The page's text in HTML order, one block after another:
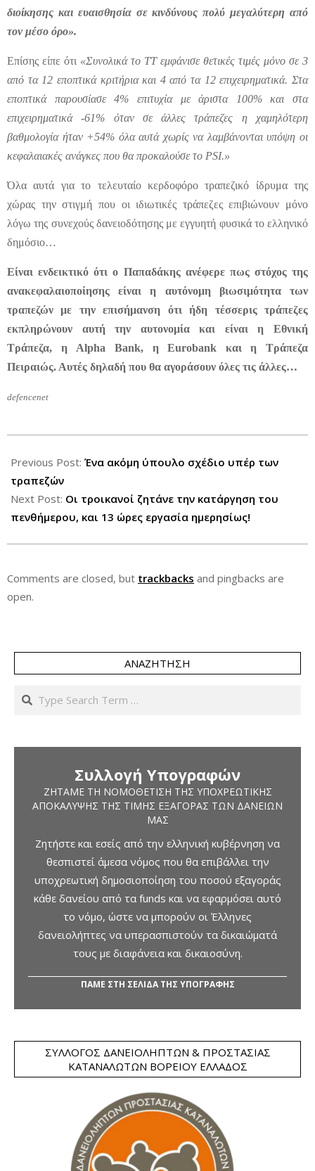
διοίκησης και ευαισθησία σε κινδύνους πολύ μεγαλύτερη από
τον μέσο όρο».
Επίσης είπε ότι «Συνολικά το ΤΤ εμφάνισε θετικές τιμές μόνο σε 3
από τα 12 εποπτικά κριτήρια και 4 από τα 12 επιχειρηματικά. Στα
εποπτικά παρουσίασε 4% επιτυχία με άριστα 100% και στα
επιχειρηματικά -61% όταν σε άλλες τράπεζες η χαμηλότερη
βαθμολογία ήταν +54% όλα αυτά χωρίς να λαμβάνονται υπόψη οι
κεφαλαιακές ανάγκες που θα προκαλούσε το PSI.»
Όλα αυτά για το τελευταίο κερδοφόρο τραπεζικό ίδρυμα της
χώρας την στιγμή που οι ιδιωτικές τράπεζες επιβιώνουν μόνο
λόγω της συνεχούς δανειοδότησης με εγγυητή φυσικά το ελληνικό
δημόσιο…
Είναι ενδεικτικό ότι ο Παπαδάκης ανέφερε πως στόχος της
ανακεφαλαιοποίησης είναι η αυτόνομη βιωσιμότητα των
τραπεζών με την επισήμανση ότι ήδη τέσσερις τράπεζες
εκπληρώνουν αυτή την αυτονομία και είναι η Εθνική
Τράπεζα, η Alpha Bank, η Eurobank και η Τράπεζα
Πειραιώς. Αυτές δηλαδή που θα αγοράσουν όλες τις άλλες…
defencenet
09-
04
Previous Post: Ένα ακόμη ύπουλο σχέδιο υπέρ των
τραπεζών
Next Post: Οι τροικανοί ζητάνε την κατάργηση του
πενθήμερου, και 13 ώρες εργασία ημερησίως!
Comments are closed, but trackbacks and pingbacks are
open.
ΑΝΑΖΉΤΗΣΗ
Search
Συλλογή Υπογραφών
ΖΗΤΆΜΕ ΤΗ ΝΟΜΟΘΈΤΙΣΗ ΤΗΣ ΥΠΟΧΡΕΩΤΙΚΉΣ
ΑΠΟΚΆΛΥΨΗΣ ΤΗΣ ΤΙΜΉΣ ΕΞΑΓΟΡΆΣ ΤΩΝ ΔΑΝΕΊΩΝ
ΜΑΣ
Ζητήστε και εσείς από την ελληνική κυβέρνηση να
θεσπιστεί άμεσα νόμος που θα επιβάλλει την
υποχρεωτική δημοσιοποίηση του ποσού εξαγοράς
κάθε δανείου από τα funds και να εφαρμόσει αυτό
το νόμο, ώστε να μπορούν οι Έλληνες
δανειολήπτες να υπερασπιστούν τα δικαιώματά
τους με διαφάνεια και δικαιοσύνη.
ΠΑΜΕ ΣΤΗ ΣΕΛΙΔΑ ΤΗΣ ΥΠΟΓΡΑΦΗΣ
ΣΎΛΛΟΓΟΣ ΔΑΝΕΙΟΛΗΠΤΏΝ & ΠΡΟΣΤΑΣΊΑΣ
ΚΑΤΑΝΑΛΩΤΏΝ ΒΟΡΕΊΟΥ ΕΛΛΆΔΟΣ